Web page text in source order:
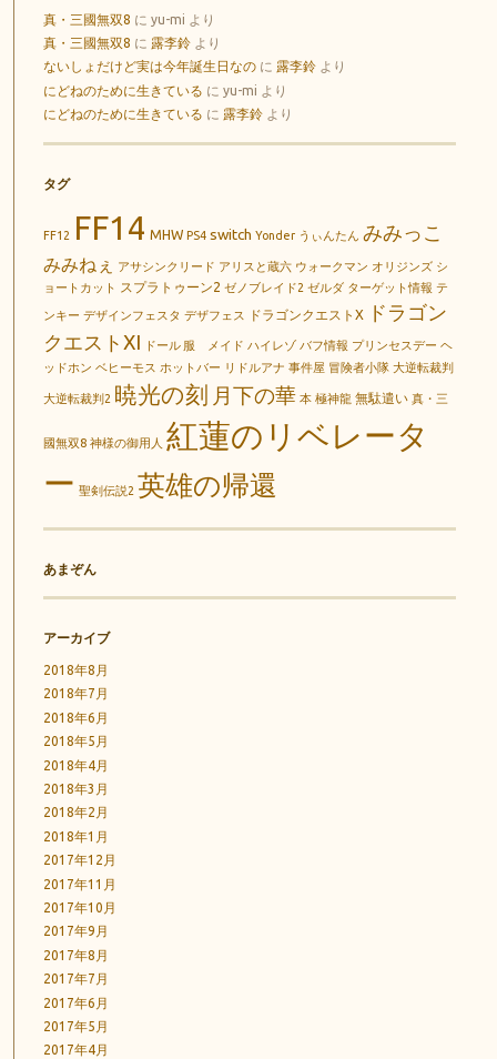
真・三國無双8 に yu-mi より
真・三國無双8 に 露李鈴より
ないしょだけど実は今年誕生日なのに 露李鈴より
にどねのために生きている に yu-mi より
にどねのために生きている に 露李鈴より
タグ
FF12 FF14 MHW PS4 switch Yonder うぃんたん みみっこ
みみねぇ アサシンクリード アリスと蔵六 ウォークマン オリジンズ シ
ョートカット スプラトゥーン2 ゼノブレイド2 ゼルダ ターゲット情報 テ
ンキー デザインフェスタ デザフェス ドラゴンクエストX
ドラゴン
クエストXI
ドール 服 メイド ハイレゾ バフ情報 プリンセスデー ヘ
ッドホン ベヒーモス ホットバー リドルアナ 事件屋 冒険者小隊 大逆転裁判
大逆転裁判2 暁光の刻 月下の華 本 極神龍 無駄遣い 真・三
國無双8 神様の御用人 紅蓮のリベレータ
ー 聖剣伝説2 英雄の帰還
あまぞん
アーカイブ
2018年8月
2018年7月
2018年6月
2018年5月
2018年4月
2018年3月
2018年2月
2018年1月
2017年12月
2017年11月
2017年10月
2017年9月
2017年8月
2017年7月
2017年6月
2017年5月
2017年4月